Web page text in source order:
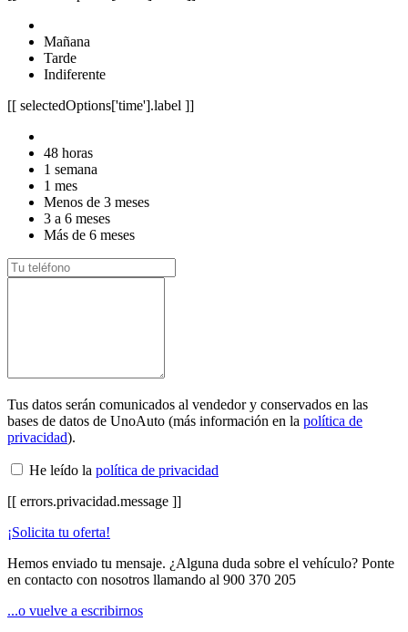
Mañana
Tarde
Indiferente
[[ selectedOptions['time'].label ]]
48 horas
1 semana
1 mes
Menos de 3 meses
3 a 6 meses
Más de 6 meses
Tus datos serán comunicados al vendedor y conservados en las
bases de datos de UnoAuto (más información en la política de
privacidad).
He leído la política de privacidad
[[ errors.privacidad.message ]]
¡Solicita tu oferta!
Hemos enviado tu mensaje. ¿Alguna duda sobre el vehículo? Ponte
en contacto con nosotros llamando al 900 370 205
...o vuelve a escribirnos